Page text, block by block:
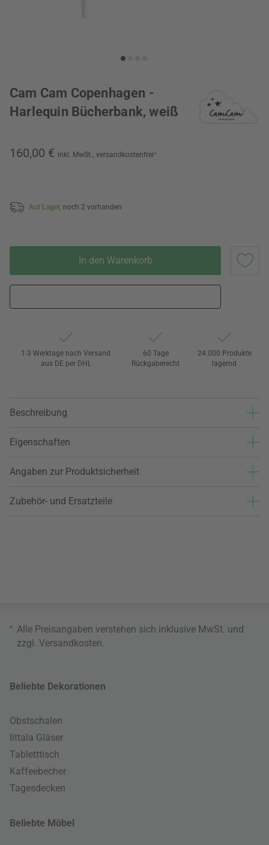
Cam Cam Copenhagen -
Harlequin Bücherbank, weiß
160,00 € inkl. MwSt., versandkostenfrei*
Auf Lager, noch 2 vorhanden
In den Warenkorb
1-3 Werktage nach Versand
aus DE per DHL
60 Tage
Rückgaberecht
24.000 Produkte
lagernd
Beschreibung
Eigenschaften
Angaben zur Produktsicherheit
Zubehör- und Ersatzteile
* Alle Preisangaben verstehen sich inklusive MwSt. und
zzgl. Versandkosten
Beliebte Dekorationen
Obstschalen
Iittala Gläser
Tabletttisch
Kaffeebecher
Tagesdecken
Beliebte Möbel